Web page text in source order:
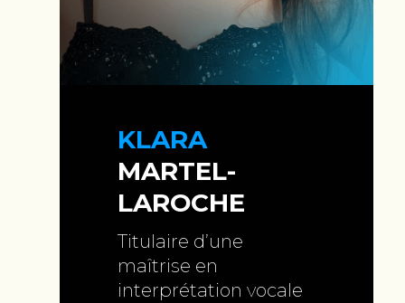
KLARA
MARTEL-
LAROCHE
Titulaire d’une
maîtrise en
interprétation vocale